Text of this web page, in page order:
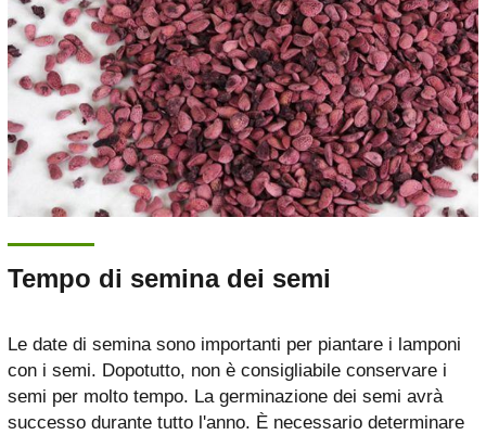
Tempo di semina dei semi
Le date di semina sono importanti per piantare i lamponi
con i semi. Dopotutto, non è consigliabile conservare i
semi per molto tempo. La germinazione dei semi avrà
successo durante tutto l'anno. È necessario determinare